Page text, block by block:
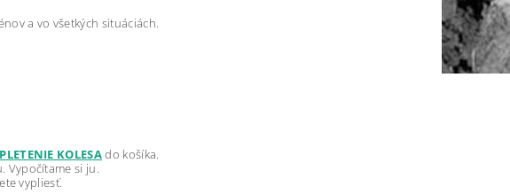
a vo všetkých situáciách.
KOLESAdo košíka.
Vypočítame si ju.
vypliesť.